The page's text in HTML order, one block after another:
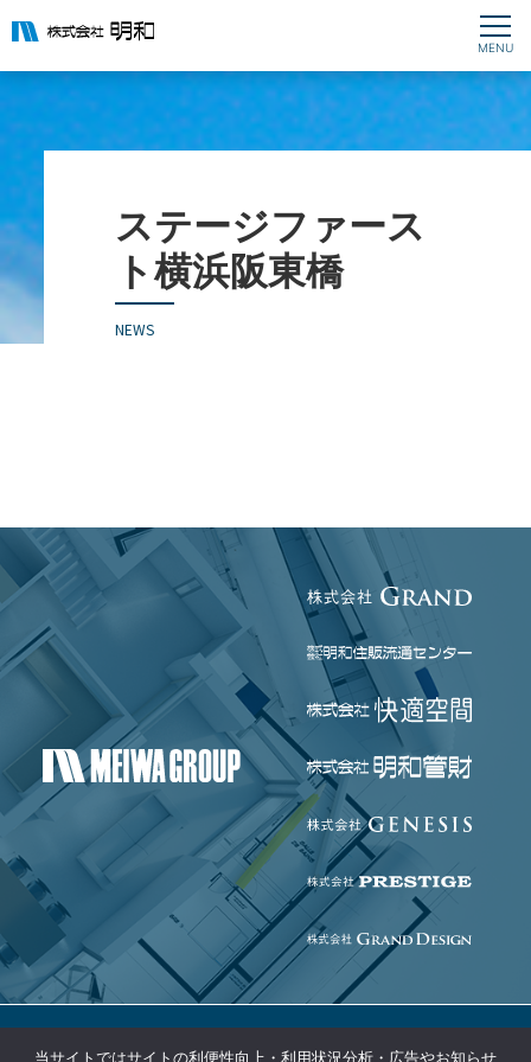
ステージファース
ト横浜阪東橋
NEWS
当サイトではサイトの利便性向上・利用状況分析・広告やお知らせ